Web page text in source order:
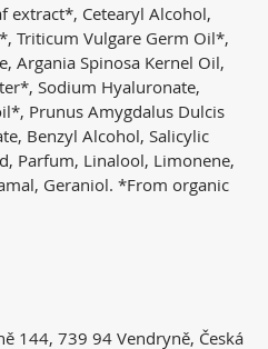
extract*, Cetearyl Alcohol,
Triticum Vulgare Germ Oil*,
Argania Spinosa Kernel Oil,
Sodium Hyaluronate,
Prunus Amygdalus Dulcis
Benzyl Alcohol, Salicylic
Parfum, Linalool, Limonene,
Geraniol. *From organic
144, 739 94 Vendryně, Česká